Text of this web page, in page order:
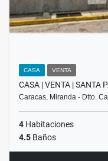
CASA VENTA
CASA | VENTA | SANTA
Caracas, Miranda - Dtto.
4 Habitaciones
4.5 Baños